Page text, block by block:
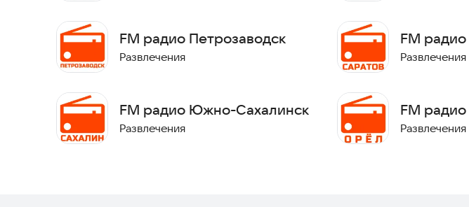
fm@radiolover.ru
Если обнаружили проблему с радиовещанием, пожалуйста, дайте знать по
Приятного прослушивания!
FM радио Петрозаводск
Развлечения
FM радио Южно-Сахалинск
Развлечения
FM
Развлечения
FM
Развлечения